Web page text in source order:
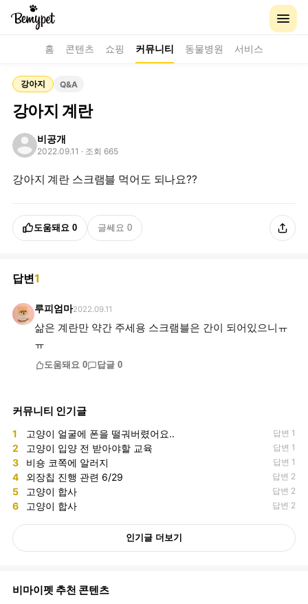
홈 콘텐츠 쇼핑 커뮤니티 동물병원 서비스
강아지 Q&A
강아지 계란
비공개
2022.09.11 · 조회 665
강아지 계란 스크램블 먹어도 되나요??
도움돼요 0 글쎄요 0
답변1
루피엄마2022.09.11
삶은 계란만 약간 주세용 스크램블은 간이 되어있으니ㅠ
ㅠ
도움돼요 0 답글 0
커뮤니티 인기글
1 고양이 얼굴에 폰을 떨궈버렸어요.. 답변 1
2 고양이 입양 전 받아야할 교육 답변 1
3 비숑 코쪽에 알러지 답변 1
4 외장칩 진행 관련 6/29 답변 2
5 고양이 합사 답변 2
6 고양이 합사 답변 2
인기글 더보기
비마이펫 추천 콘텐츠